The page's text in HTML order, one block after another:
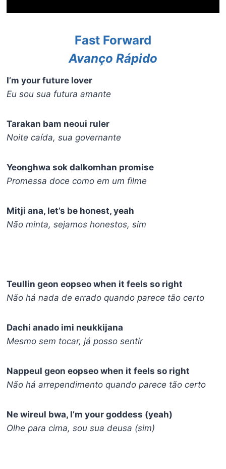
Fast Forward
Avanço Rápido
I’m your future lover
Eu sou sua futura amante
Tarakan bam neoui ruler
Noite caída, sua governante
Yeonghwa sok dalkomhan promise
Promessa doce como em um filme
Mitji ana, let’s be honest, yeah
Não minta, sejamos honestos, sim
Teullin geon eopseo when it feels so right
Não há nada de errado quando parece tão certo
Dachi anado imi neukkijana
Mesmo sem tocar, já posso sentir
Nappeul geon eopseo when it feels so right
Não há arrependimento quando parece tão certo
Ne wireul bwa, I’m your goddess (yeah)
Olhe para cima, sou sua deusa (sim)